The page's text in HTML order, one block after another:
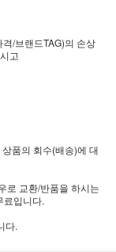
/브랜드TAG)의 손상
고
품의 회수(배송)에 대
로 교환/반품을 하시는
료입니다.
다.